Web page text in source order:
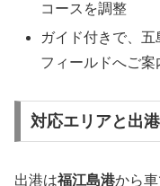
コースを調整
ガイド付きで、
フィールドへご案
対応エリアと出
出港は福江島港から